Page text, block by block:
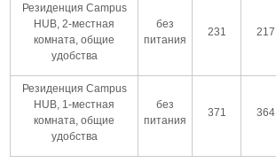
Резиденция Campus
HUB, 2-местная
комната, общие
удобства
без
питания
231 217
Резиденция Campus
HUB, 1-местная
комната, общие
удобства
без
питания
371 364